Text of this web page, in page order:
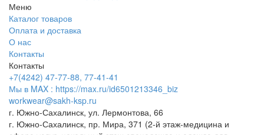
Меню
Каталог товаров
Оплата и доставка
О нас
Контакты
Контакты
+7(4242) 47-77-88, 77-41-41
Мы в MAX : https://max.ru/id6501213346_biz
workwear@sakh-ksp.ru
г. Южно-Сахалинск, ул. Лермонтова, 66
г. Южно-Сахалинск, пр. Мира, 371 (2-й этаж-медицина и